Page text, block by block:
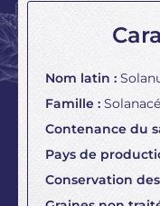
Nom latin :
Famille :
Contenance du
Pays de
Conservation